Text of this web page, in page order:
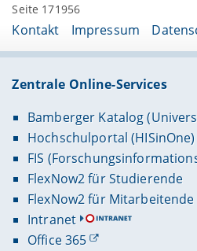
Seite 171956
Kontakt Impressum
Zentrale Online-Services
Bamberger Katalog
Hochschulportal (HISinOne)
FIS
FlexNow2 für Studierende
FlexNow2 für Mitarbeitende
Intranet
Office 365